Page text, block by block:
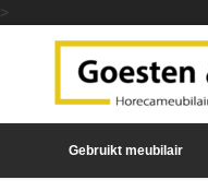
>
Gebruikt meubilair